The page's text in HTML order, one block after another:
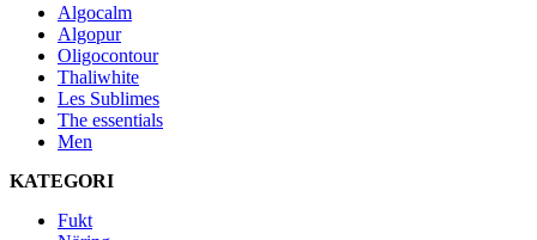
Algocalm
Algopur
Oligocontour
Thaliwhite
Les Sublimes
The essentials
Men
KATEGORI
Fukt